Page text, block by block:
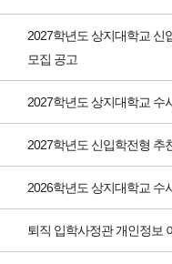
2027학년도 상지대학교 신
모집 공고
2027학년도 상지대학교 수
2027학년도 신입학전형 추
2026학년도 상지대학교 수
퇴직 입학사정관 개인정보